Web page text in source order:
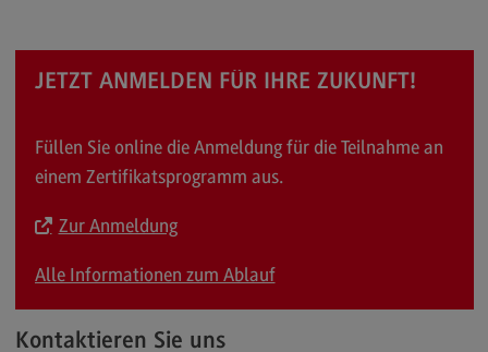
JETZT ANMELDEN FÜR IHRE ZUKUNFT!
Füllen Sie online die Anmeldung für die Teilnahme an
einem Zertifikatsprogramm aus.
Zur Anmeldung
Alle Informationen zum Ablauf
Kontaktieren Sie uns